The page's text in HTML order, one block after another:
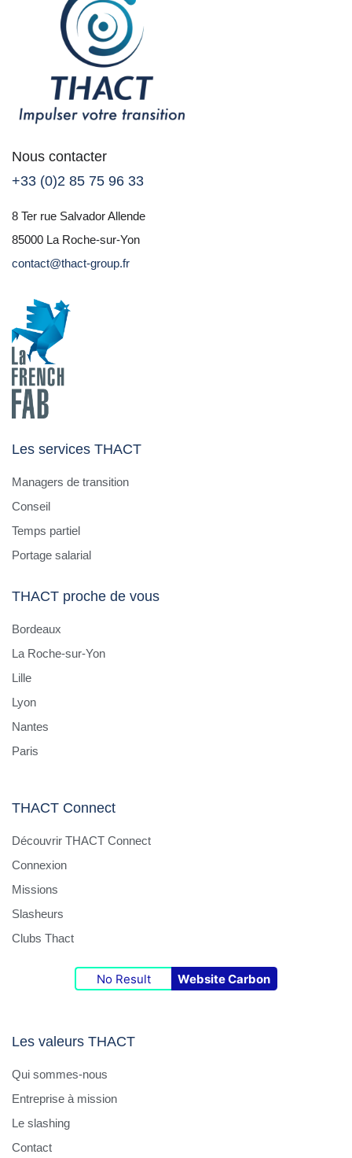
Nous contacter
+33 (0)2 85 75 96 33
8 Ter rue Salvador Allende
85000 La Roche-sur-Yon
contact@thact-group.fr
Les services THACT
Managers de transition
Conseil
Temps partiel
Portage salarial
THACT proche de vous
Bordeaux
La Roche-sur-Yon
Lille
Lyon
Nantes
Paris
THACT Connect
Découvrir THACT Connect
Connexion
Missions
Slasheurs
Clubs Thact
No Result Website Carbon
Les valeurs THACT
Qui sommes-nous
Entreprise à mission
Le slashing
Contact